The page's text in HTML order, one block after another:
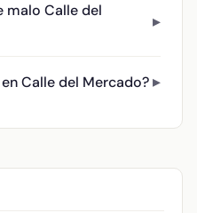
malo Calle del
Calle del Mercado?